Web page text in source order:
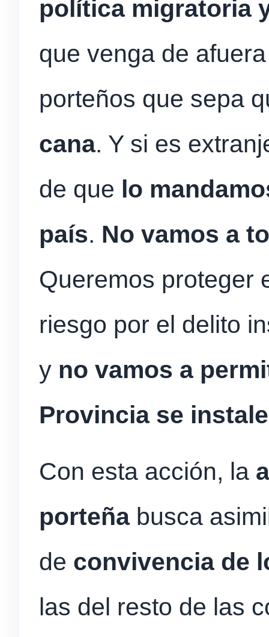
política migratoria
que venga de
porteños que sepa
cana. Y si es
de que lo
país. No vamos a
Queremos proteger
riesgo por el delito
y no vamos a
Provincia se
Con esta acción, la
porteña busca
de convivencia de
las del resto de las